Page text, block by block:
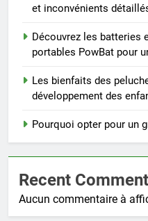
et inconvénients
Découvrez les batteries
portables PowBat pour
Les bienfaits des
développement des
Pourquoi opter pour un
Recent
Aucun commentaire à